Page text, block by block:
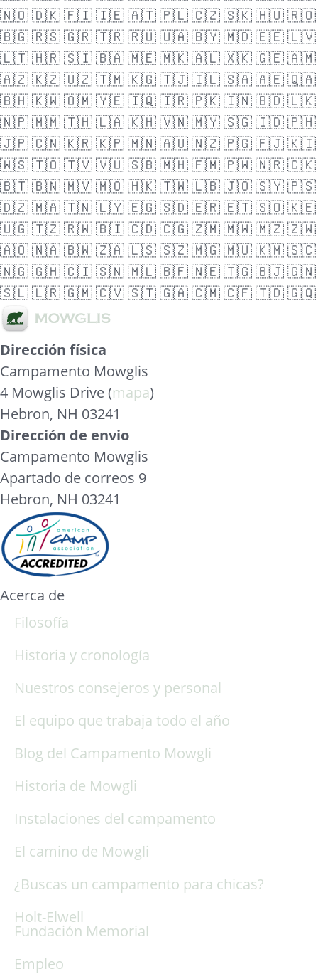
🇳🇴🇩🇰🇫🇮🇮🇪🇦🇹🇵🇱🇨🇿🇸🇰🇭🇺🇷🇴
🇧🇬🇷🇸🇬🇷🇹🇷🇷🇺🇺🇦🇧🇾🇲🇩🇪🇪🇱🇻
🇱🇹🇭🇷🇸🇮🇧🇦🇲🇪🇲🇰🇦🇱🇽🇰🇬🇪🇦🇲
🇦🇿🇰🇿🇺🇿🇹🇲🇰🇬🇹🇯🇮🇱🇸🇦🇦🇪🇶🇦
🇧🇭🇰🇼🇴🇲🇾🇪🇮🇶🇮🇷🇵🇰🇮🇳🇧🇩🇱🇰
🇳🇵🇲🇲🇹🇭🇱🇦🇰🇭🇻🇳🇲🇾🇸🇬🇮🇩🇵🇭
🇯🇵🇨🇳🇰🇷🇰🇵🇲🇳🇦🇺🇳🇿🇵🇬🇫🇯🇰🇮
🇼🇸🇹🇴🇹🇻🇻🇺🇸🇧🇲🇭🇫🇲🇵🇼🇳🇷🇨🇰
🇧🇹🇧🇳🇲🇻🇲🇴🇭🇰🇹🇼🇱🇧🇯🇴🇸🇾🇵🇸
🇩🇿🇲🇦🇹🇳🇱🇾🇪🇬🇸🇩🇪🇷🇪🇹🇸🇴🇰🇪
🇺🇬🇹🇿🇷🇼🇧🇮🇨🇩🇨🇬🇿🇲🇲🇼🇲🇿🇿🇼
🇦🇴🇳🇦🇧🇼🇿🇦🇱🇸🇸🇿🇲🇬🇲🇺🇰🇲🇸🇨
🇳🇬🇬🇭🇨🇮🇸🇳🇲🇱🇧🇫🇳🇪🇹🇬🇧🇯🇬🇳
🇸🇱🇱🇷🇬🇲🇨🇻🇸🇹🇬🇦🇨🇲🇨🇫🇹🇩🇬🇶
Dirección física
Campamento Mowglis
4 Mowglis Drive (mapa)
Hebron, NH 03241
Dirección de envio
Campamento Mowglis
Apartado de correos 9
Hebron, NH 03241
Acerca de
Filosofía
Historia y cronología
Nuestros consejeros y personal
El equipo que trabaja todo el año
Blog del Campamento Mowgli
Historia de Mowgli
Instalaciones del campamento
El camino de Mowgli
¿Buscas un campamento para chicas?
Holt-Elwell
Fundación Memorial
Empleo